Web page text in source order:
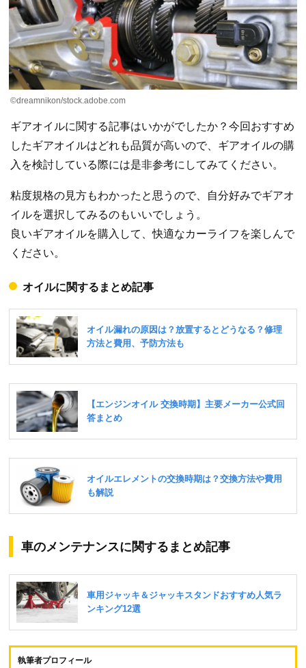
©dreamnikon/stock.adobe.com
ギアオイルに関する記事はいかがでしたか？今回おすすめ
したギアオイルはどれも品質が高いので、ギアオイルの購
入を検討している際には是非参考にしてみてください。
粘度規格の見方もわかったと思うので、自分好みでギアオ
イルを選択してみるのもいいでしょう。
良いギアオイルを購入して、快適なカーライフを楽しんで
ください。
オイルに関するまとめ記事
車のメンテナンスに関するまとめ記事
執筆者プロフィール